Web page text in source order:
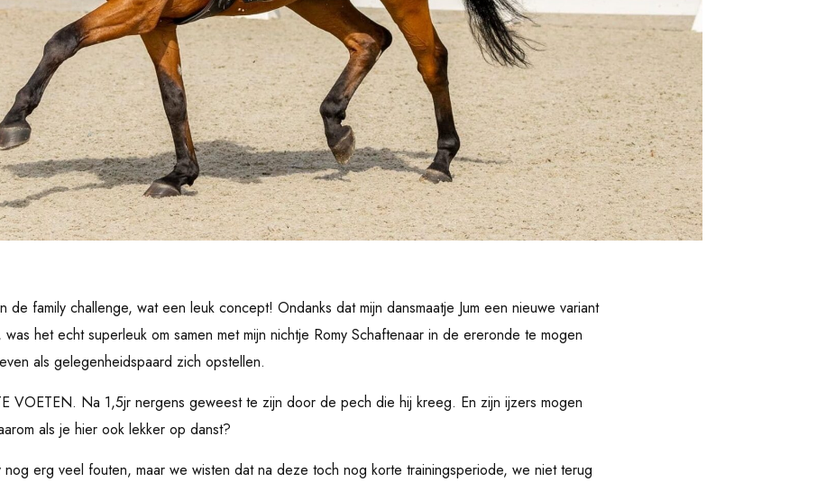
family challenge, wat een leuk concept! Ondanks dat mijn dansmaatje Jum een nieuwe variant
het echt superleuk om samen met mijn nichtje Romy Schaftenaar in de ereronde te mogen
als gelegenheidspaard zich opstellen.
VOETEN. Na 1,5jr nergens geweest te zijn door de pech die hij kreeg. En zijn ijzers mogen
als je hier ook lekker op danst?
erg veel fouten, maar we wisten dat na deze toch nog korte trainingsperiode, we niet terug